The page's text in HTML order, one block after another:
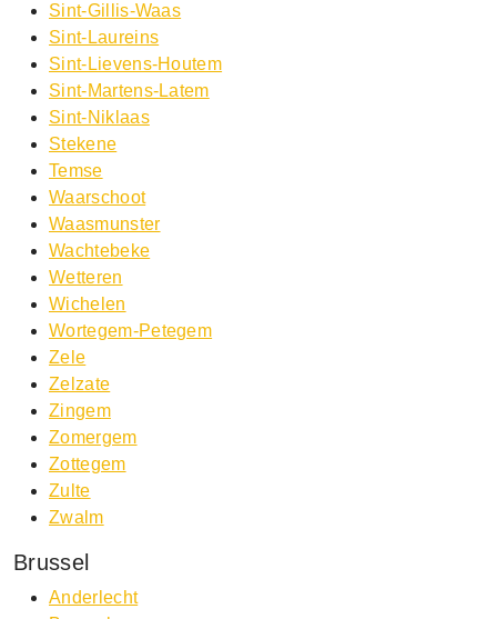
Sint-Gillis-Waas
Sint-Laureins
Sint-Lievens-Houtem
Sint-Martens-Latem
Sint-Niklaas
Stekene
Temse
Waarschoot
Waasmunster
Wachtebeke
Wetteren
Wichelen
Wortegem-Petegem
Zele
Zelzate
Zingem
Zomergem
Zottegem
Zulte
Zwalm
Brussel
Anderlecht